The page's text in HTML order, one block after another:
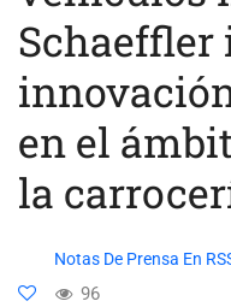
en el
la
Notas De Prensa En
96